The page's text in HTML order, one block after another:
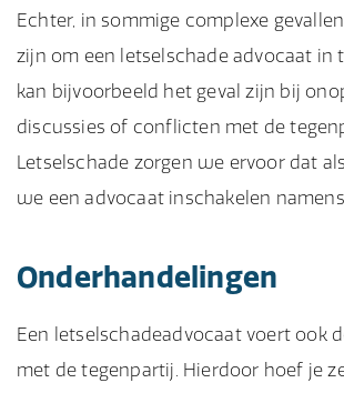
Echter, in sommige complexe
zijn om een letselschade advocaat in
kan bijvoorbeeld het geval zijn bij
discussies of conflicten met de
Letselschade zorgen we ervoor dat
we een advocaat inschakelen
Onderhandelingen
Een letselschadeadvocaat voert ook
met de tegenpartij. Hierdoor hoef je